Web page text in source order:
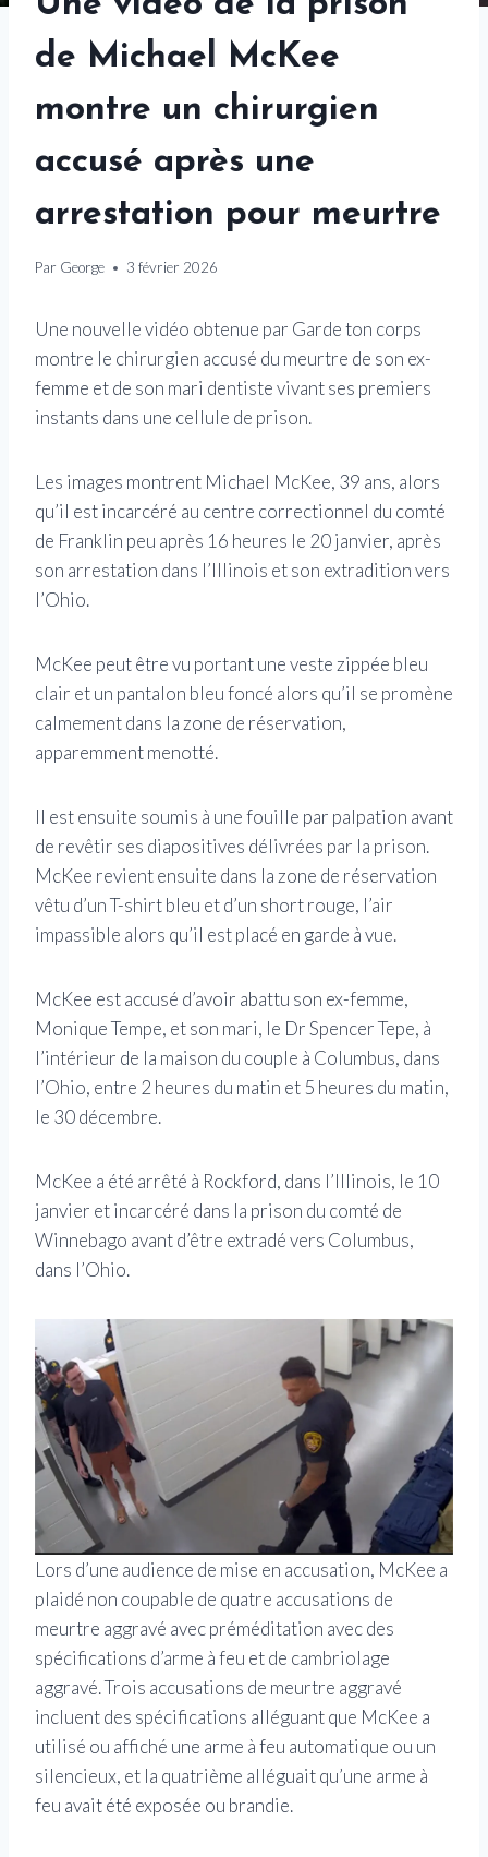
de Michael McKee
montre un chirurgien
accusé après une
arrestation pour meurtre
Par George 3 février 2026
Une nouvelle vidéo obtenue par Garde ton corps
montre le chirurgien accusé du meurtre de son ex-
femme et de son mari dentiste vivant ses premiers
instants dans une cellule de prison.
Les images montrent Michael McKee, 39 ans, alors
qu’il est incarcéré au centre correctionnel du comté
de Franklin peu après 16 heures le 20 janvier, après
son arrestation dans l’Illinois et son extradition vers
l’Ohio.
McKee peut être vu portant une veste zippée bleu
clair et un pantalon bleu foncé alors qu’il se promène
calmement dans la zone de réservation,
apparemment menotté.
Il est ensuite soumis à une fouille par palpation avant
de revêtir ses diapositives délivrées par la prison.
McKee revient ensuite dans la zone de réservation
vêtu d’un T-shirt bleu et d’un short rouge, l’air
impassible alors qu’il est placé en garde à vue.
McKee est accusé d’avoir abattu son ex-femme,
Monique Tempe, et son mari, le Dr Spencer Tepe, à
l’intérieur de la maison du couple à Columbus, dans
l’Ohio, entre 2 heures du matin et 5 heures du matin,
le 30 décembre.
McKee a été arrêté à Rockford, dans l’Illinois, le 10
janvier et incarcéré dans la prison du comté de
Winnebago avant d’être extradé vers Columbus,
dans l’Ohio.
Lors d’une audience de mise en accusation, McKee a
plaidé non coupable de quatre accusations de
meurtre aggravé avec préméditation avec des
spécifications d’arme à feu et de cambriolage
aggravé. Trois accusations de meurtre aggravé
incluent des spécifications alléguant que McKee a
utilisé ou affiché une arme à feu automatique ou un
silencieux, et la quatrième alléguait qu’une arme à
feu avait été exposée ou brandie.